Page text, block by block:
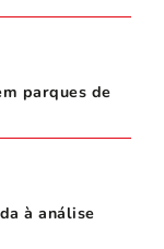
parques de
à análise